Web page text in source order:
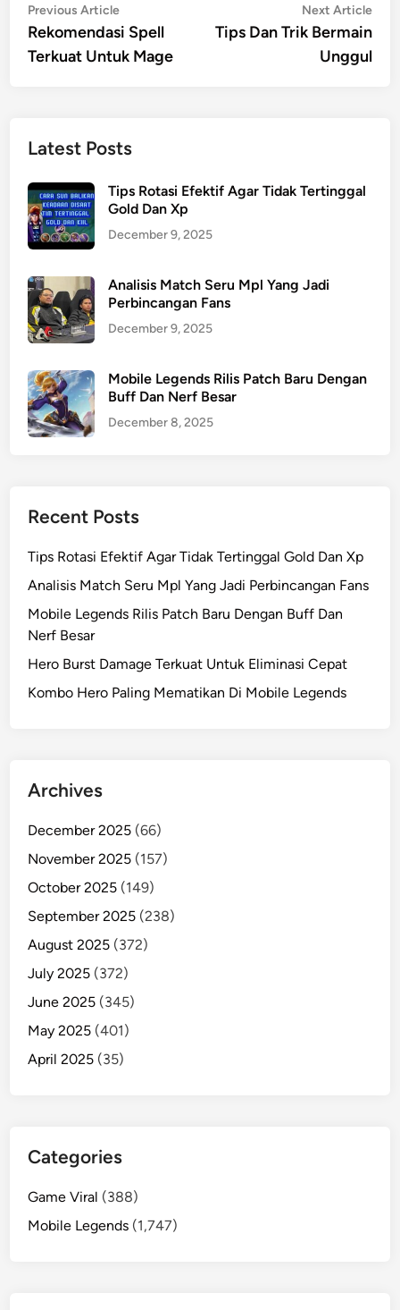
Post
navigation
Previous ArticlePrevious
article:
Rekomendasi Spell
Terkuat Untuk Mage
Next Article
Tips Dan Trik Bermain
Unggul
Latest Posts
Tips Rotasi Efektif Agar Tidak Tertinggal
Gold Dan Xp
December 9, 2025
Analisis Match Seru Mpl Yang Jadi
Perbincangan Fans
December 9, 2025
Mobile Legends Rilis Patch Baru Dengan
Buff Dan Nerf Besar
December 8, 2025
Recent Posts
Tips Rotasi Efektif Agar Tidak Tertinggal Gold Dan Xp
Analisis Match Seru Mpl Yang Jadi Perbincangan Fans
Mobile Legends Rilis Patch Baru Dengan Buff Dan
Nerf Besar
Hero Burst Damage Terkuat Untuk Eliminasi Cepat
Kombo Hero Paling Mematikan Di Mobile Legends
Archives
December 2025 (66)
November 2025 (157)
October 2025 (149)
September 2025 (238)
August 2025 (372)
July 2025 (372)
June 2025 (345)
May 2025 (401)
April 2025 (35)
Categories
Game Viral (388)
Mobile Legends (1,747)